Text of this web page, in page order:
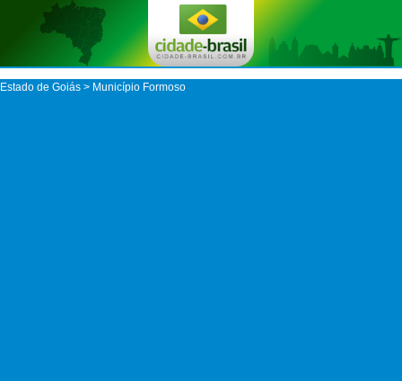
Estado de Goiás > Município Formoso